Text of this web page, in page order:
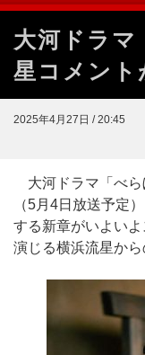
大河ドラマ
星コメント
2025年4月27日 / 20:45
大河ドラマ「べら
（5月4日放送予定
する新章がいよい
演じる横浜流星から